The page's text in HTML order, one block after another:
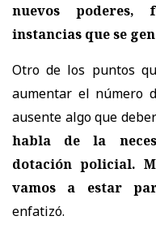
nuevos poderes,
instancias que se
Otro de los puntos
aumentar el número
ausente algo que
habla de la
dotación policial.
vamos a estar
enfatizó.